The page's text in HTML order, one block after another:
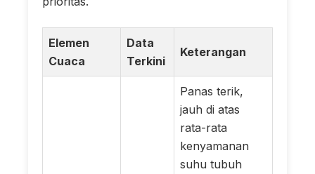
Elemen
Cuaca
Data
Terkini
Keterangan
Panas terik,
jauh di atas
rata-rata
kenyamanan
suhu tubuh